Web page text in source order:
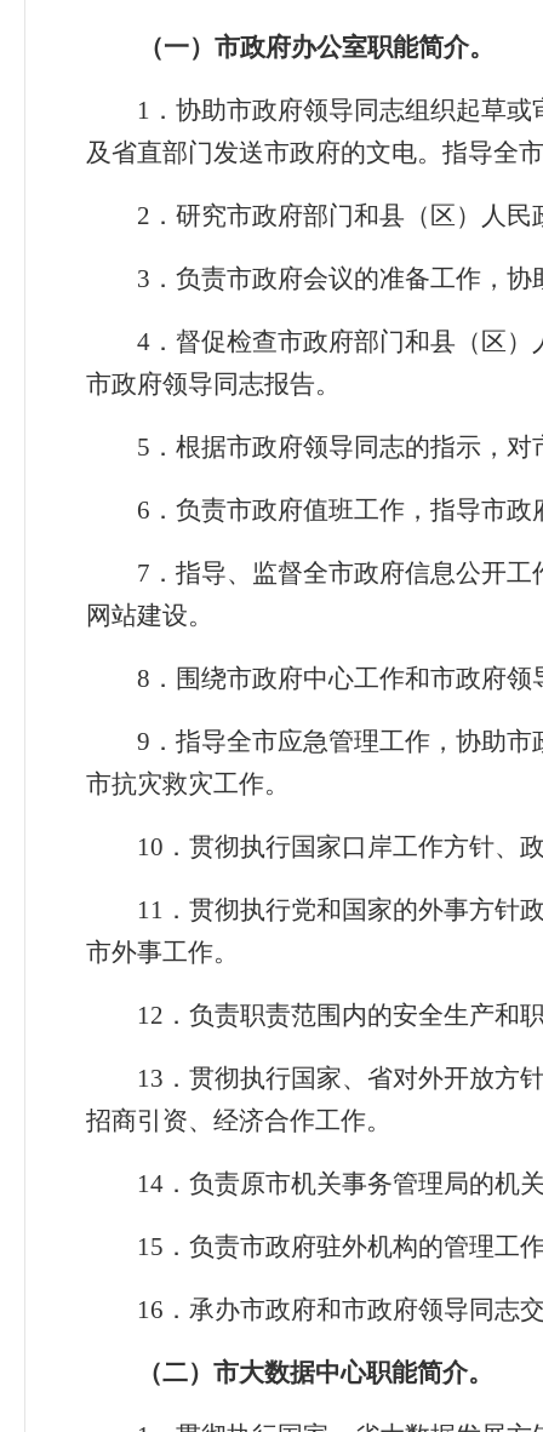
（一）市政府办公室职能简介。
1 ． 协助市政府领导同志组织起草
及省直部门发送市政府的文电。指导全
2 ． 研究市政府部门和县（区）人
3 ． 负责市政府会议的准备工作，
4 ． 督促检查市政府部门和县（区
市政府领导同志报告。
5 ． 根据市政府领导同志的指示，
6 ． 负责市政府值班工作，指导市
7 ． 指导、监督全市政府信息公开
网站建设。
8 ． 围绕市政府中心工作和市政府
9 ． 指导全市应急管理工作，协助
市抗灾救灾工作。
10 ． 贯彻执行国家口岸工作方针、
11 ． 贯彻执行党和国家的外事方针
市外事工作。
12 ． 负责职责范围内的安全生产和
13 ． 贯彻执行国家、省对外开放方
招商引资、经济合作工作。
14 ． 负责原市机关事务管理局的机
15 ． 负责市政府驻外机构的管理工
16 ． 承办市政府和市政府领导同志
（二）市大数据中心职能简介。